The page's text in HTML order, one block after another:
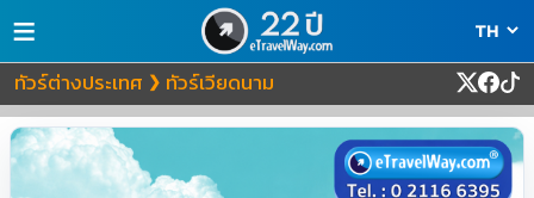
≡
ทัวร์ต่างประเทศ ❯ ทัวร์เวียดนาม